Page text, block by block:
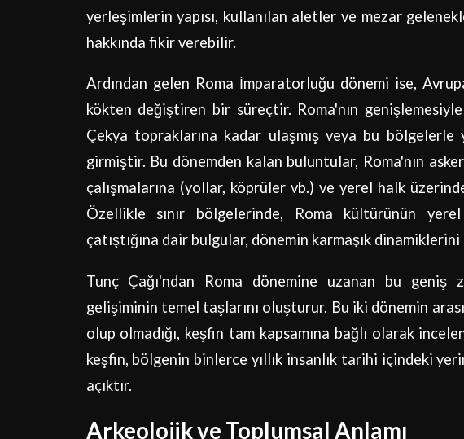
yerleşimlerin yapısı, kullanılan aletler ve mezar
hakkında fikir verebilir.
Ardından gelen Roma İmparatorluğu dönemi ise,
kökten değiştiren bir süreçtir. Roma'nın
Çekya topraklarına kadar ulaşmış veya bu
girmiştir. Bu dönemden kalan buluntular, Roma'nın
çalışmalarına (yollar, köprüler vb.) ve yerel halk
Özellikle sınır bölgelerinde, Roma kültürünün
çatıştığına dair bulgular, dönemin karmaşık dinamiklerini
Tunç Çağı'ndan Roma dönemine uzanan bu geniş
gelişiminin temel taşlarını oluşturur. Bu iki dönemin
olup olmadığı, keşfin tam kapsamına bağlı olarak
keşfin, bölgenin binlerce yıllık insanlık tarihi içindeki
açıktır.
Arkeolojik ve Toplumsal Anlamı